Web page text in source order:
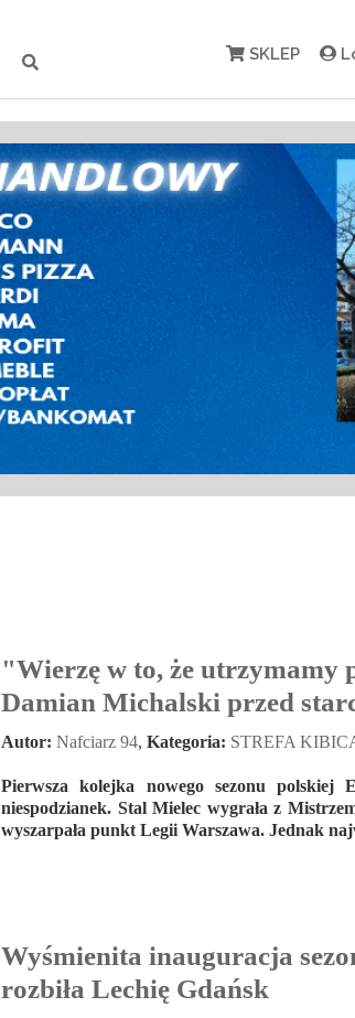
SKLEP
"Wierzę w to, że utrzymamy
Damian Michalski przed
Autor: Nafciarz 94, Kategoria: STREFA
Pierwsza kolejka nowego sezonu polskiej
niespodzianek. Stal Mielec wygrała z
wyszarpała punkt Legii Warszawa. Jednak
Wyśmienita inauguracja
rozbiła Lechię Gdańsk